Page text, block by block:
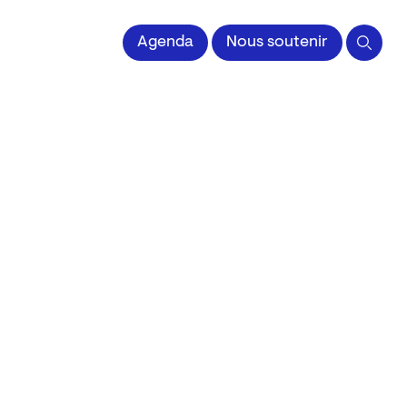
impriméeAgenda Nous soutenir